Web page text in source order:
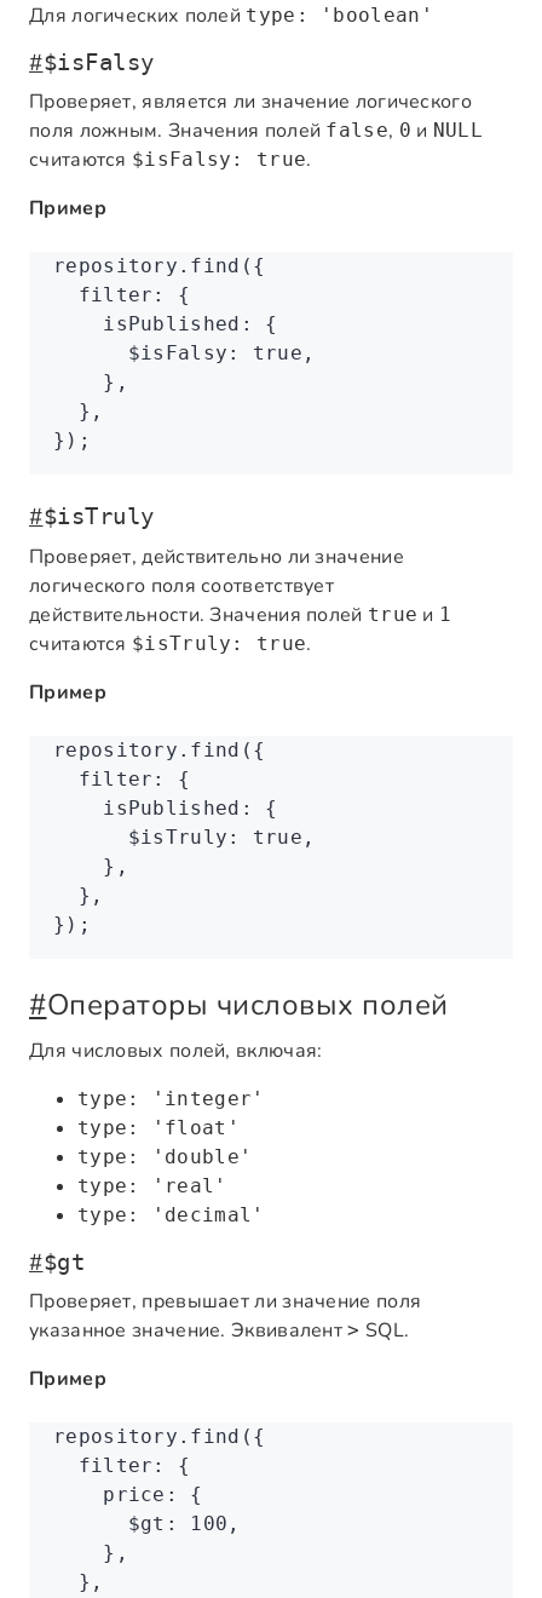
Для логических полей type: 'boolean'
#$isFalsy
Проверяет, является ли значение логического
поля ложным. Значения полей false, 0 и NULL
считаются $isFalsy: true.
Пример
repository .find ({
  filter
:
{
    isPublished
:
{
      $isFalsy
: true ,
    }
,
  }
,
});
#$isTruly
Проверяет, действительно ли значение
логического поля соответствует
действительности. Значения полей true и 1
считаются $isTruly: true.
Пример
repository .find ({
  filter
:
{
    isPublished
:
{
      $isTruly
: true ,
    }
,
  }
,
});
#Операторы числовых полей
Для числовых полей, включая:
type: 'integer'
type: 'float'
type: 'double'
type: 'real'
type: 'decimal'
#$gt
Проверяет, превышает ли значение поля
указанное значение. Эквивалент> SQL.
Пример
repository .find ({
  filter
:
{
    price
:
{
      $gt
: 100 ,
    }
,
  }
,